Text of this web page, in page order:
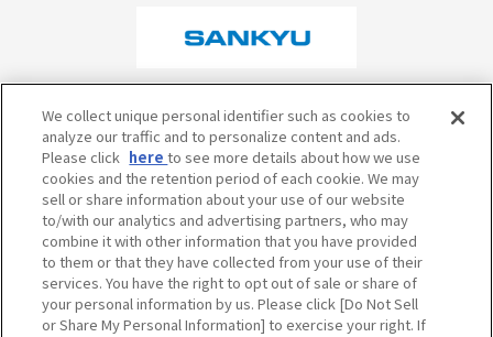
オフィシャルスポンサーについて
当サイトのご利用にあたって
試合の予定・状況・結果のお問い合わせ
阪神甲子園球場テレフォンサービス
050-5527-2512
We collect unique personal identifier such as cookies to
analyze our traffic and to personalize content and ads.
Please click hereto see more details about how we use
cookies and the retention period of each cookie. We may
sell or share information about your use of our website
to/with our analytics and advertising partners, who may
combine it with other information that you have provided
to them or that they have collected from your use of their
services. You have the right to opt out of sale or share of
your personal information by us. Please click [Do Not Sell
or Share My Personal Information] to exercise your right. If